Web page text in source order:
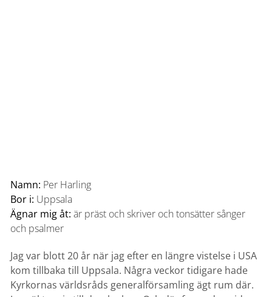
Namn: Per Harling
Bor i: Uppsala
Ägnar mig åt:är präst och skriver och tonsätter sånger
och psalmer
Jag var blott 20 år när jag efter en längre vistelse i USA
kom tillbaka till Uppsala. Några veckor tidigare hade
Kyrkornas världsråds generalförsamling ägt rum där.